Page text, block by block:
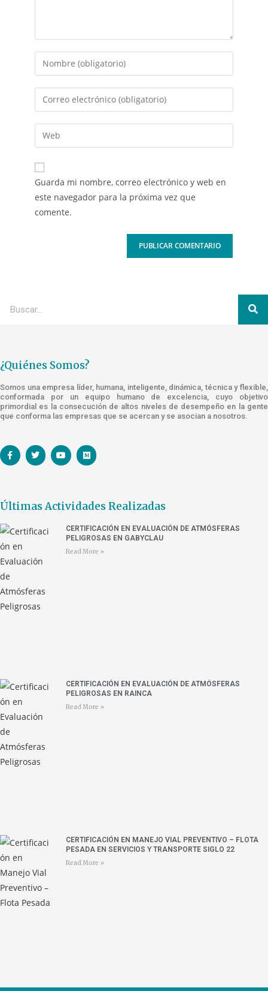
Guarda mi nombre, correo electrónico y web en
este navegador para la próxima vez que
comente.
¿Quiénes Somos?
Somos una empresa líder, humana, inteligente, dinámica, técnica y flexible,
conformada por un equipo humano de excelencia, cuyo objetivo
primordial es la consecución de altos niveles de desempeño en la gente
que conforma las empresas que se acercan y se asocian a nosotros.
Últimas Actividades Realizadas
CERTIFICACIÓN EN EVALUACIÓN DE ATMÓSFERAS
PELIGROSAS EN GABYCLAU
Read More »
CERTIFICACIÓN EN EVALUACIÓN DE ATMÓSFERAS
PELIGROSAS EN RAINCA
Read More »
CERTIFICACIÓN EN MANEJO VIAL PREVENTIVO – FLOTA
PESADA EN SERVICIOS Y TRANSPORTE SIGLO 22
Read More »